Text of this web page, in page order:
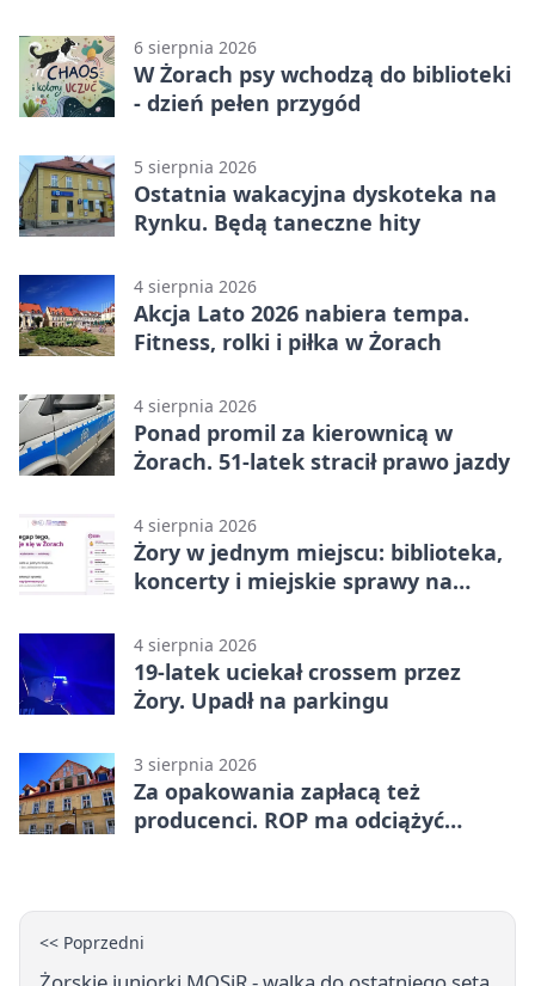
6 sierpnia 2026
W Żorach psy wchodzą do biblioteki
- dzień pełen przygód
5 sierpnia 2026
Ostatnia wakacyjna dyskoteka na
Rynku. Będą taneczne hity
4 sierpnia 2026
Akcja Lato 2026 nabiera tempa.
Fitness, rolki i piłka w Żorach
4 sierpnia 2026
Ponad promil za kierownicą w
Żorach. 51-latek stracił prawo jazdy
4 sierpnia 2026
Żory w jednym miejscu: biblioteka,
koncerty i miejskie sprawy na
4 sierpnia 2026
19-latek uciekał crossem przez
Żory. Upadł na parkingu
3 sierpnia 2026
Za opakowania zapłacą też
producenci. ROP ma odciążyć
<< Poprzedni